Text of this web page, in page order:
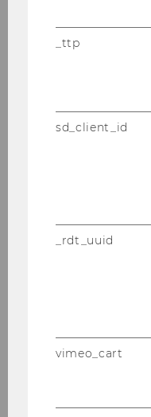
Univ.Prof. Dr.
Wissenschaft und
_ttp
sd_client_id
_rdt_uuid
vimeo_cart